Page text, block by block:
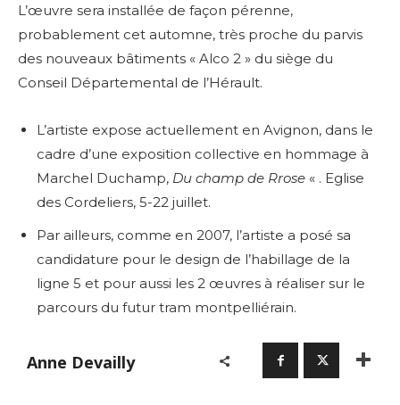
L’œuvre sera installée de façon pérenne,
probablement cet automne, très proche du parvis
des nouveaux bâtiments « Alco 2 » du siège du
Conseil Départemental de l’Hérault.
L’artiste expose actuellement en Avignon, dans le
cadre d’une exposition collective en hommage à
Marchel Duchamp, Du champ de Rrose « . Eglise
des Cordeliers, 5-22 juillet.
Par ailleurs, comme en 2007, l’artiste a posé sa
candidature pour le design de l’habillage de la
ligne 5 et pour aussi les 2 œuvres à réaliser sur le
parcours du futur tram montpelliérain.
Anne Devailly